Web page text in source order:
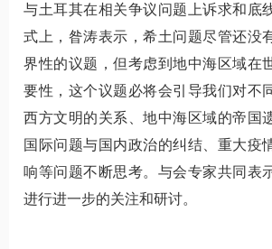
与土耳其在相关争议问题上诉求和底
式上，昝涛表示，希土问题尽管还没
界性的议题，但考虑到地中海区域在
要性，这个议题必将会引导我们对不
西方文明的关系、地中海区域的帝国
国际问题与国内政治的纠结、重大疫
响等问题不断思考。与会专家共同表
进行进一步的关注和研讨。